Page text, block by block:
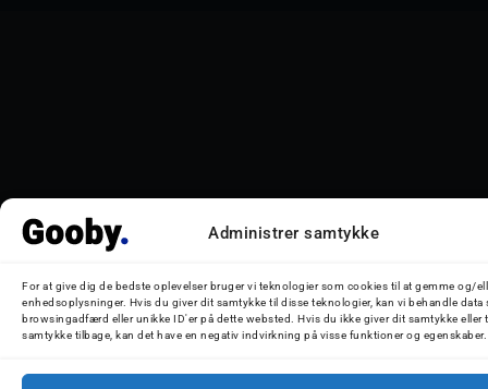
Administrer samtykke
For at give dig de bedste oplevelser bruger vi teknologier som cookies til at gemme og/
enhedsoplysninger. Hvis du giver dit samtykke til disse teknologier, kan vi behandle data
browsingadfærd eller unikke ID'er på dette websted. Hvis du ikke giver dit samtykke eller
samtykke tilbage, kan det have en negativ indvirkning på visse funktioner og egenskaber.